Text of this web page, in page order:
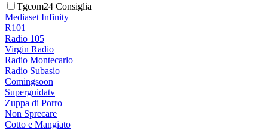
Tgcom24 Consiglia
Mediaset Infinity
R101
Radio 105
Virgin Radio
Radio Montecarlo
Radio Subasio
Comingsoon
Superguidatv
Zuppa di Porro
Non Sprecare
Cotto e Mangiato